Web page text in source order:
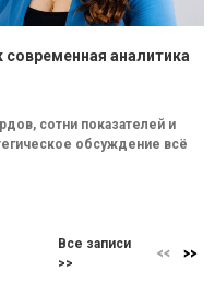
аналитика
сотни показателей и
обсуждение всё
Все записи
>>